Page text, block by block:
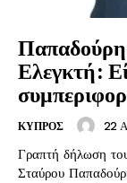
Ελεγκτή:
ΚΥΠΡΟΣ 22
Γραπτή δήλωση
Σταύρου Παπαδούρη Είναι με ανησυχία που βλέπουμε